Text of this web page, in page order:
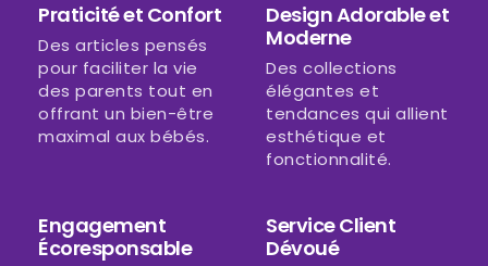
Praticité et Confort
Des articles pensés
pour faciliter la vie
des parents tout en
offrant un bien-être
maximal aux bébés.
Design Adorable et
Moderne
Des collections
élégantes et
tendances qui allient
esthétique et
fonctionnalité.
Engagement
Écoresponsable
Service Client
Dévoué